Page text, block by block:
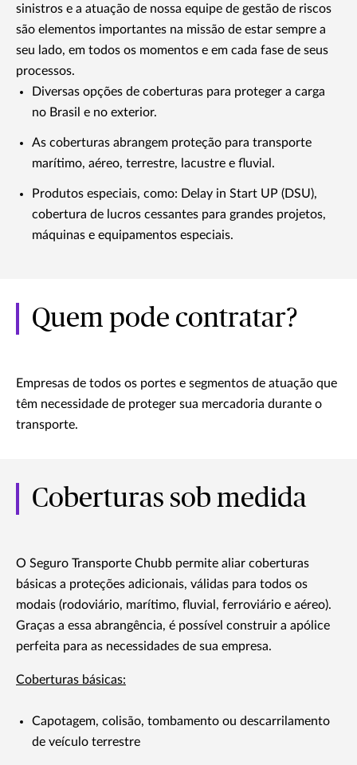
sinistros e a atuação de nossa equipe de gestão de riscos
são elementos importantes na missão de estar sempre a
seu lado, em todos os momentos e em cada fase de seus
processos.
Diversas opções de coberturas para proteger a carga
no Brasil e no exterior.
As coberturas abrangem proteção para transporte
marítimo, aéreo, terrestre, lacustre e fluvial.
Produtos especiais, como: Delay in Start UP (DSU),
cobertura de lucros cessantes para grandes projetos,
máquinas e equipamentos especiais.
Quem pode contratar?
Empresas de todos os portes e segmentos de atuação que
têm necessidade de proteger sua mercadoria durante o
transporte.
Coberturas sob medida
O Seguro Transporte Chubb permite aliar coberturas
básicas a proteções adicionais, válidas para todos os
modais (rodoviário, marítimo, fluvial, ferroviário e aéreo).
Graças a essa abrangência, é possível construir a apólice
perfeita para as necessidades de sua empresa.
Coberturas básicas:
Capotagem, colisão, tombamento ou descarrilamento
de veículo terrestre